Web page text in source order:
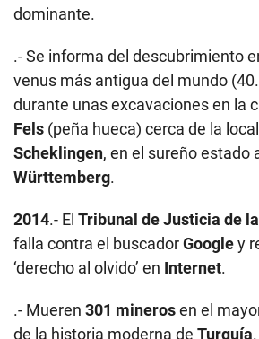
dominante.
.- Se informa del descubrimiento
venus más antigua del mundo
durante unas excavaciones en la
Fels (peña hueca) cerca de la
Scheklingen, en el sureño estado
Württemberg.
2014.- El Tribunal de Justicia de
falla contra el buscadorGoogley
‘derecho al olvido’ en Internet.
.- Mueren 301 minerosen el
de la historia moderna de Turquía.